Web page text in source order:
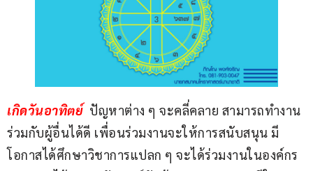
เกิดวันอาทิตย์ ปัญหาต่าง ๆ จะคลี่คลาย สามารถทำงาน
ร่วมกับผู้อื่นได้ดี เพื่อนร่วมงานจะให้การสนับสนุน มี
โอกาสได้ศึกษาวิชาการแปลก ๆ จะได้ร่วมงานในองค์กร